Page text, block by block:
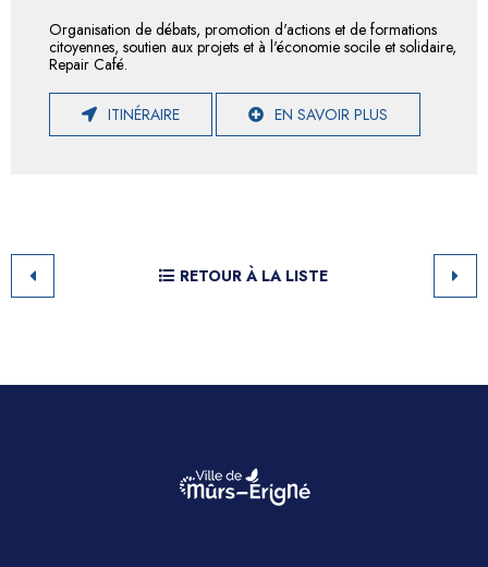
Organisation de débats, promotion d'actions et de formations
citoyennes, soutien aux projets et à l'économie socile et solidaire,
Repair Café.
ITINÉRAIRE EN SAVOIR PLUS
RETOUR À LA LISTE